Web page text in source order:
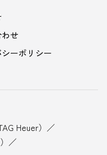
せ
ーポリシー
Heuer）